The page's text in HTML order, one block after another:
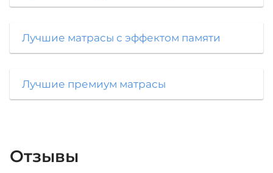
Лучшие матрасы с эффектом памяти
Лучшие премиум матрасы
Отзывы